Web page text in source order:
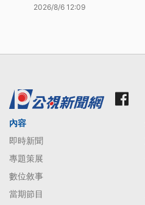
2026/8/6 12:09
內容
即時新聞
專題策展
數位敘事
當期節目